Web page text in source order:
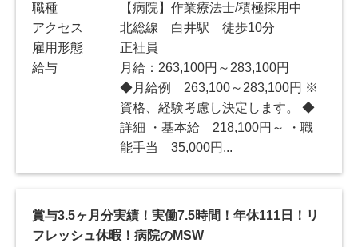
職種
【病院】作業療法士/積極採用中
アクセス
北総線 白井駅 徒歩10分
雇用形態
正社員
給与
月給：263,100円～283,100円
◆月給例 263,100～283,100円 ※
資格、経験考慮し決定します。 ◆
詳細 ・基本給 218,100円～ ・職
能手当 35,000円...
賞与3.5ヶ月分実績！実働7.5時間！年休111日！リ
フレッシュ休暇！病院のMSW